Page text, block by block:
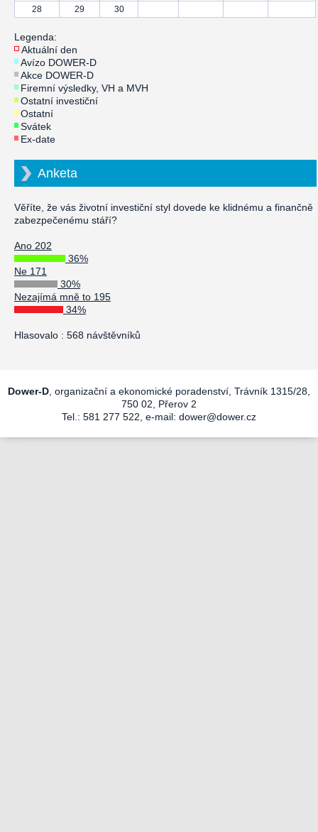
28
29 30
Legenda:
Aktuální den
Avízo DOWER-D
Akce DOWER-D
Firemní výsledky, VH a MVH
Ostatní investiční
Ostatní
Svátek
Ex-date
Anketa
Věříte, že vás životní investiční styl dovede ke klidnému a finančně
zabezpečenému stáří?
Ano 202
36%
Ne 171
30%
Nezajímá mně to 195
34%
Hlasovalo : 568 návštěvníků
Dower-D , organizační a ekonomické poradenství, Trávník 1315/28,
750 02, Přerov 2
Tel.: 581 277 522, e-mail: dower@dower.cz